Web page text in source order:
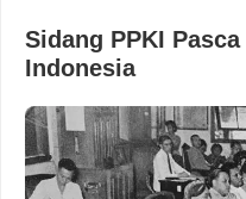
Sidang PPKI
Indonesia